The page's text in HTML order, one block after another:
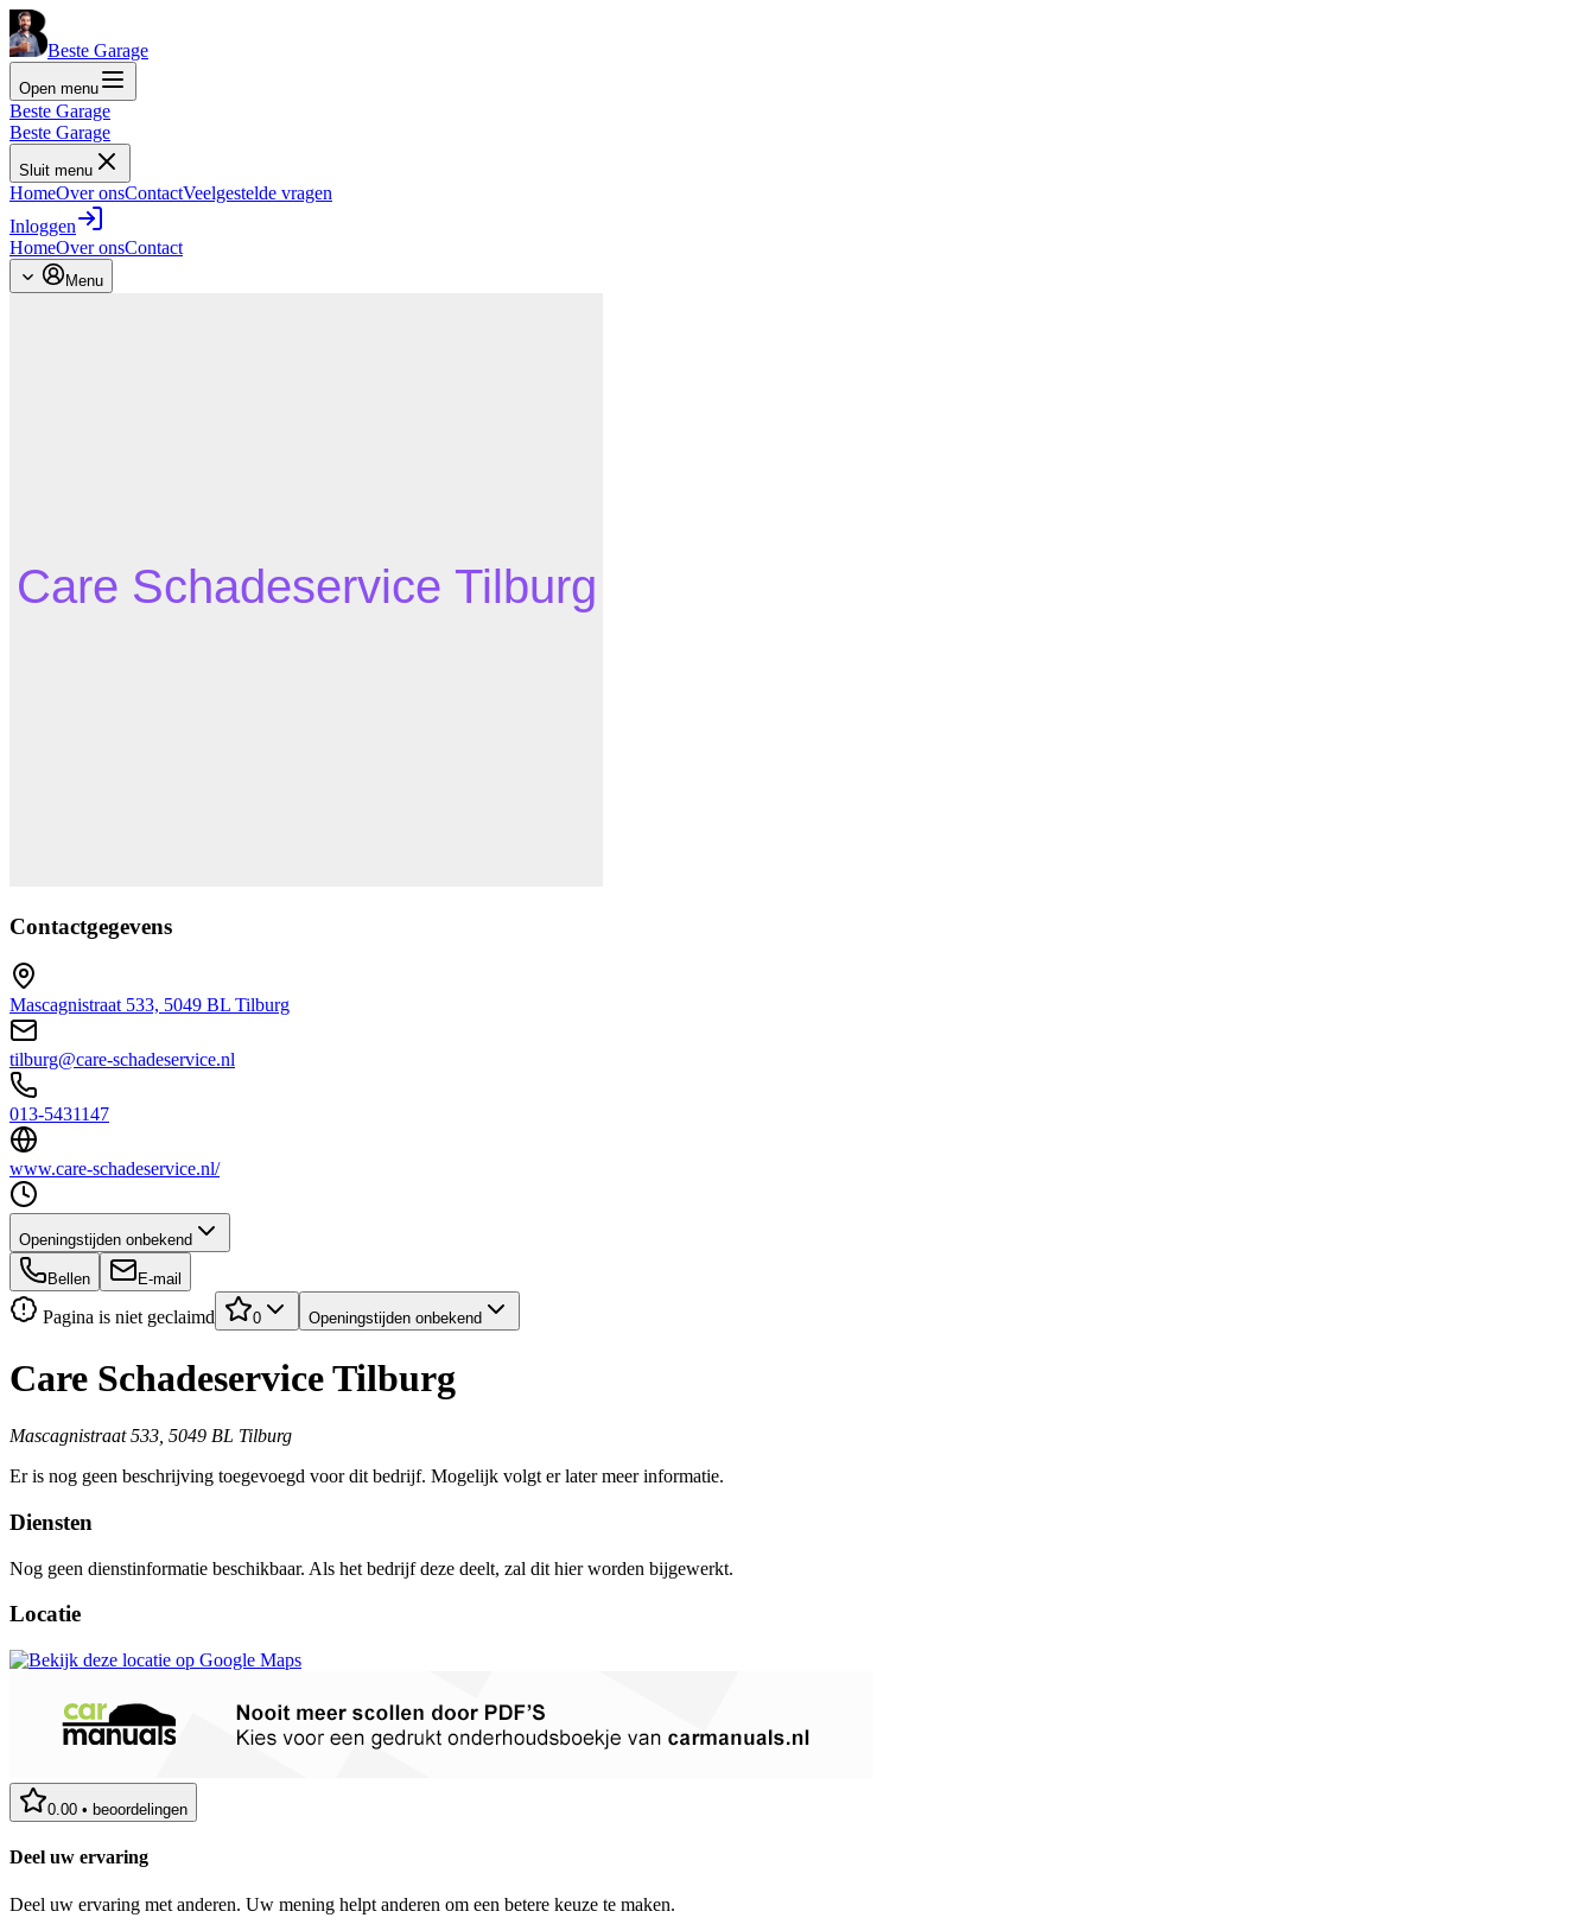
Beste Garage
Open menu
Beste Garage
Beste Garage
Sluit menu
HomeOver onsContactVeelgestelde vragen
Inloggen
HomeOver onsContact
Menu
Contactgegevens
Mascagnistraat 533, 5049 BL Tilburg
tilburg@care-schadeservice.nl
013-5431147
www.care-schadeservice.nl/
Openingstijden onbekend
Bellen E-mail
Pagina is niet geclaimd 0 Openingstijden onbekend
Care Schadeservice Tilburg
Mascagnistraat 533, 5049 BL Tilburg
Er is nog geen beschrijving toegevoegd voor dit bedrijf. Mogelijk volgt er later meer informatie.
Diensten
Nog geen dienstinformatie beschikbaar. Als het bedrijf deze deelt, zal dit hier worden bijgewerkt.
Locatie
0.00 • beoordelingen
Deel uw ervaring
Deel uw ervaring met anderen. Uw mening helpt anderen om een betere keuze te maken.